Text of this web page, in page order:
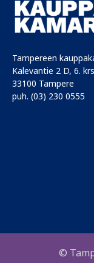
Tampereen
Kalevantie 2 D, 6. krs
33100 Tampere
puh. (03) 230 0555
©